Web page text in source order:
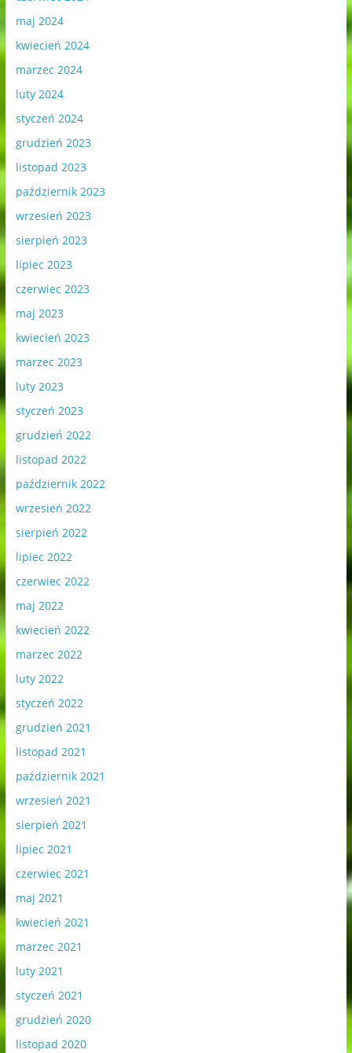
maj 2024
kwiecień 2024
marzec 2024
luty 2024
styczeń 2024
grudzień 2023
listopad 2023
październik 2023
wrzesień 2023
sierpień 2023
lipiec 2023
czerwiec 2023
maj 2023
kwiecień 2023
marzec 2023
luty 2023
styczeń 2023
grudzień 2022
listopad 2022
październik 2022
wrzesień 2022
sierpień 2022
lipiec 2022
czerwiec 2022
maj 2022
kwiecień 2022
marzec 2022
luty 2022
styczeń 2022
grudzień 2021
listopad 2021
październik 2021
wrzesień 2021
sierpień 2021
lipiec 2021
czerwiec 2021
maj 2021
kwiecień 2021
marzec 2021
luty 2021
styczeń 2021
grudzień 2020
listopad 2020